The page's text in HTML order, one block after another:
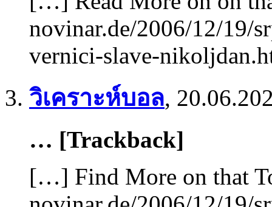
novinar.de/2006/12/19/
vernici-slave-
วิเคราะห์บอล,
… [Trackback]
[…] Find More on that